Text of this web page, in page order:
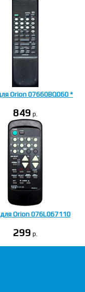
Orion 07660BQ060 *
849 p.
Orion 076L067110
299 p.